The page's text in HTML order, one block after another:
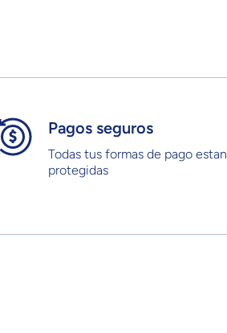
Pagos seguros
Todas tus formas de pago estan
protegidas